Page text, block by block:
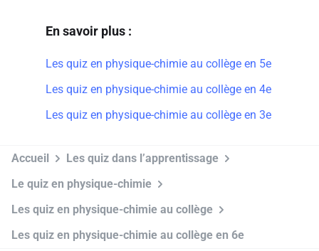
En savoir plus :
Les quiz en physique-chimie au collège en 5e
Les quiz en physique-chimie au collège en 4e
Les quiz en physique-chimie au collège en 3e
Accueil
Les quiz dans l’apprentissage
Le quiz en physique-chimie
Les quiz en physique-chimie au collège
Les quiz en physique-chimie au collège en 6e